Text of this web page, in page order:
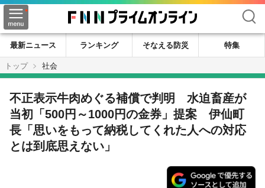
検索
最新ニュース ランキング そなえる防災
特集
トップ
社会
不正表示牛肉めぐる補償で判明 水迫畜産が
当初「500円～1000円の金券」提案 伊仙町
長「思いをもって納税してくれた人への対応
とは到底思えない」